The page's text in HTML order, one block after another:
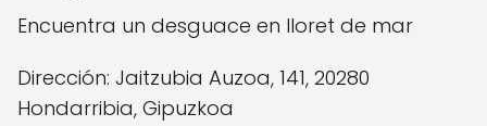
Encuentra un desguace en lloret de mar
Dirección: Jaitzubia Auzoa, 141, 20280
Hondarribia, Gipuzkoa